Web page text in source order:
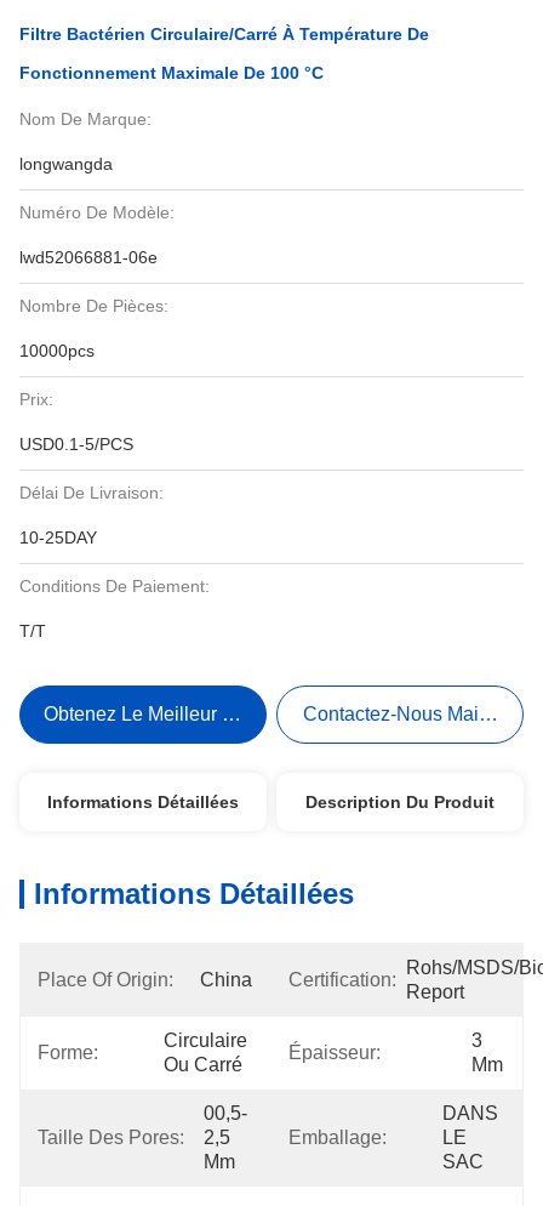
Filtre Bactérien Circulaire/carré À Température De
Fonctionnement Maximale De 100 °C
Nom De Marque:
longwangda
Numéro De Modèle:
lwd52066881-06e
Nombre De Pièces:
10000pcs
Prix:
USD0.1-5/PCS
Délai De Livraison:
10-25DAY
Conditions De Paiement:
T/T
Obtenez Le Meilleur Prix Contactez-Nous Maintenant
Informations Détaillées Description Du Produit
Informations Détaillées
Place Of Origin: China Certification:
Rohs/MSDS/
Report
Forme:
Circulaire
Ou Carré
Épaisseur:
3
Mm
Taille Des Pores:
00,5-
2,5
Μm
Emballage:
DANS
LE
SAC